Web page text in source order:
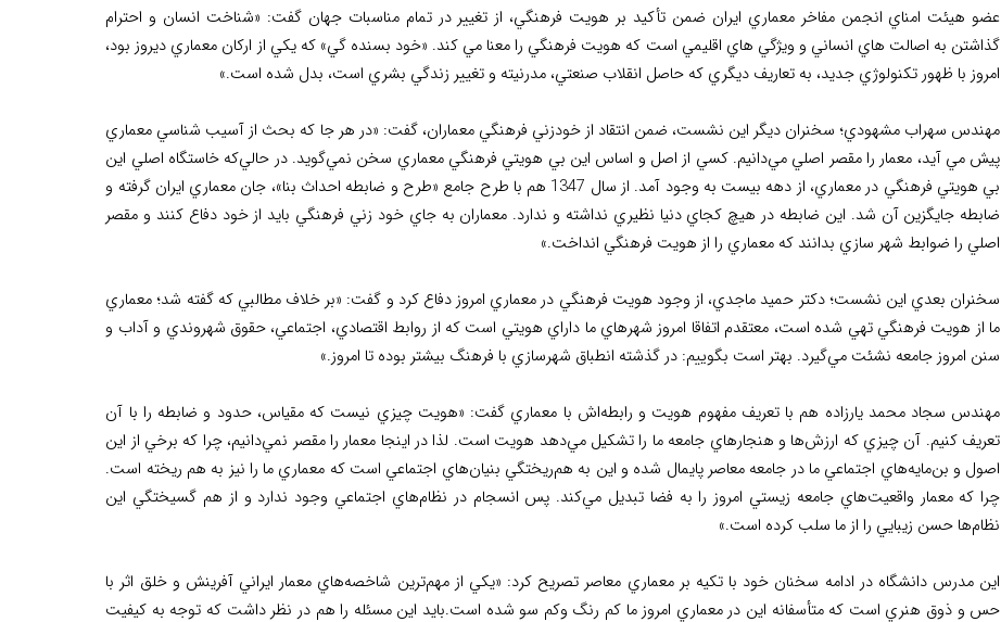
عضو هيئت امناي انجمن مفاخر معماري ايران ضمن تأکيد بر هويت فرهنگي، از تغيير در تمام مناسبات جهان گفت: «شناخت انسان و احترام
گذاشتن به اصالت هاي انساني و ويژگي هاي اقليمي است که هويت فرهنگي را معنا مي کند. «خود بسنده گي» که يکي از ارکان معماري ديروز بود،
امروز با ظهور تکنولوژي جديد، به تعاريف ديگري که حاصل انقلاب صنعتي، مدرنيته و تغيير زندگي بشري است، بدل شده است.»
مهندس سهراب مشهودي؛ سخنران ديگر اين نشست، ضمن انتقاد از خودزني فرهنگي معماران، گفت: «در هر جا که بحث از آسيب شناسي معماري
پيش مي آيد، معمار را مقصر اصلي مي‌دانيم. کسي از اصل و اساس اين بي هويتي فرهنگي معماري سخن نمي‌گويد. در حالي‌که خاستگاه اصلي اين
بي هويتي فرهنگي در معماري، از دهه بيست به وجود آمد. از سال 1347 هم با طرح جامع «طرح و ضابطه احداث بنا»، جان معماري ايران گرفته و
ضابطه جايگزين آن شد. اين ضابطه در هيچ کجاي دنيا نظيري نداشته و ندارد. معماران به جاي خود زني فرهنگي بايد از خود دفاع کنند و مقصر
اصلي را ضوابط شهر سازي بدانند که معماري را از هويت فرهنگي انداخت.»
سخنران بعدي اين نشست؛ دکتر حميد ماجدي، از وجود هويت فرهنگي در معماري امروز دفاع کرد و گفت: «بر خلاف مطالبي که گفته شد؛ معماري
ما از هويت فرهنگي تهي شده است، معتقدم اتفاقا امروز شهرهاي ما داراي هويتي است که از روابط اقتصادي، اجتماعي، حقوق شهروندي و آداب و
سنن امروز جامعه نشئت مي‌گيرد. بهتر است بگوييم: در گذشته انطباق شهرسازي با فرهنگ بيشتر بوده تا امروز.»
مهندس سجاد محمد يارزاده هم با تعريف مفهوم هويت و رابطه‌اش با معماري گفت: «هويت چيزي نيست كه مقياس، حدود و ضابطه را با آن
تعريف كنيم. آن چيزي كه ارزش‌ها و هنجارهاي جامعه ما را تشكيل مي‌دهد هويت است. لذا در اينجا معمار را مقصر نمي‌دانيم، چرا كه برخي از اين
اصول و بن‌مايه‌هاي اجتماعي ما در جامعه معاصر پايمال شده و اين به هم‌ريختگي بنيان‌هاي اجتماعي است كه معماري ما را نيز به هم ريخته است.
چرا كه معمار واقعيت‌هاي جامعه زيستي امروز را به فضا تبديل مي‌كند. پس انسجام در نظام‌هاي اجتماعي وجود ندارد و از هم گسيختگي اين
نظام‌ها حسن زيبايي را از ما سلب كرده است.»
اين مدرس دانشگاه در ادامه سخنان خود با تکيه بر معماري معاصر تصريح کرد: «يكي از مهم‌ترين شاخصه‌هاي معمار ايراني آفرينش و خلق اثر با
حس و ذوق هنري است که متأسفانه اين در معماري امروز ما کم رنگ وكم سو شده است.بايد اين مسئله را هم در نظر داشت که توجه به كيفيت